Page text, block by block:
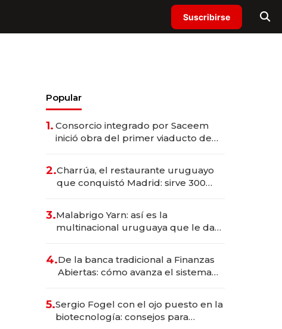
Suscribirse
Popular
1. Consorcio integrado por Saceem
inició obra del primer viaducto de
millones
2.Charrúa, el restaurante uruguayo
que conquistó Madrid: sirve 300
prepara apertura
3.Malabrigo Yarn: así es la
multinacional uruguaya que le da
4.De la banca tradicional a Finanzas
Abiertas: cómo avanza el sistema
5.Sergio Fogel con el ojo puesto en la
biotecnología: consejos para